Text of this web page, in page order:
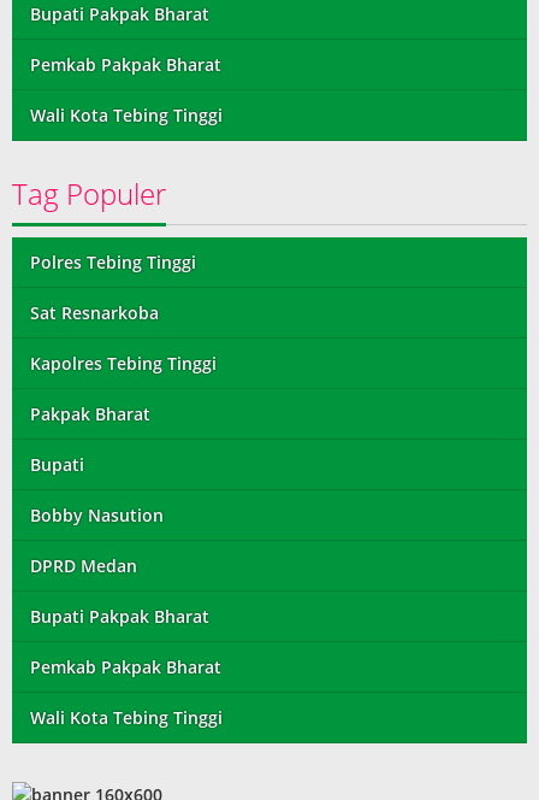
Bupati Pakpak Bharat
Pemkab Pakpak Bharat
Wali Kota Tebing Tinggi
Tag Populer
Polres Tebing Tinggi
Sat Resnarkoba
Kapolres Tebing Tinggi
Pakpak Bharat
Bupati
Bobby Nasution
DPRD Medan
Bupati Pakpak Bharat
Pemkab Pakpak Bharat
Wali Kota Tebing Tinggi